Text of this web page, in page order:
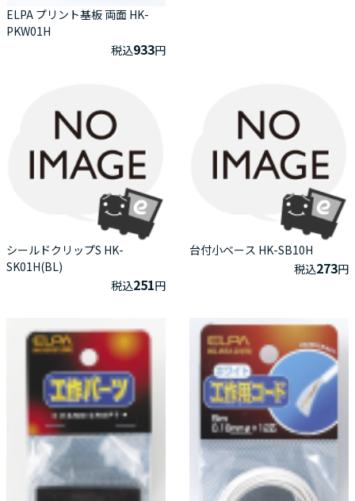
ELPA プリント基板 両面 HK-
PKW01H
税込933円
シールドクリップS HK-
SK01H(BL)
税込251円
台付小ベース HK-SB10H
税込273円